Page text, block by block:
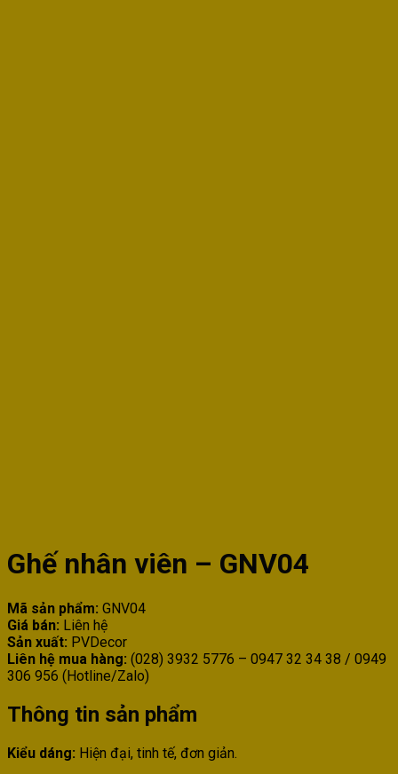
Ghế nhân viên – GNV04
Mã sản phẩm: GNV04
Giá bán: Liên hệ
Sản xuất: PVDecor
Liên hệ mua hàng: (028) 3932 5776 – 0947 32 34 38 / 0949
306 956 (Hotline/Zalo)
Thông tin sản phẩm
Kiểu dáng: Hiện đại, tinh tế, đơn giản.